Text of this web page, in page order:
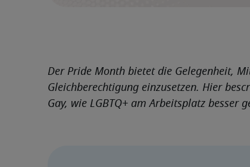
Der Pride Month bietet die Gelegenheit,
Gleichberechtigung einzusetzen. Hier
Gay, wie LGBTQ+ am Arbeitsplatz besser